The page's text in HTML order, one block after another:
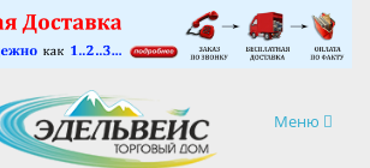
Навигация
Меню
×